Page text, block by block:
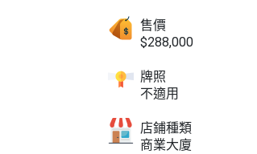
售價
$288,000
牌照
不適用
店鋪種類
商業大廈